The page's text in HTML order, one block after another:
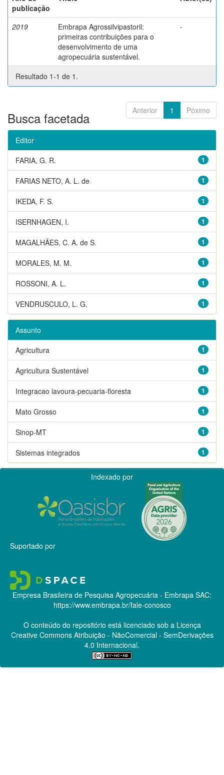
publicação
2019
Embrapa Agrossilvipastoril:
primeiras contribuições para o
desenvolvimento de uma
agropecuária sustentável.
-
Resultado 1-1 de 1.
Anterior 1 Póximo
Busca facetada
Editor
1
FARIA, G. R.
1
FARIAS NETO, A. L. de
1
IKEDA, F. S.
1
ISERNHAGEN, I.
1
MAGALHÃES, C. A. de S.
1
MORALES, M. M.
1
ROSSONI, A. L.
1
VENDRUSCULO, L. G.
Assunto
1
Agricultura
1
Agricultura Sustentável
1
Integracao lavoura-pecuaria-floresta
1
Mato Grosso
1
Sinop-MT
1
Sistemas integrados
Indexado por
Suportado por
Empresa Brasileira de Pesquisa Agropecuária - Embrapa SAC:
https://www.embrapa.br/fale-conosco
O conteúdo do repositório está licenciado sob a Licença
Creative CommonsAtribuição - NãoComercial - SemDerivações
4.0 Internacional.